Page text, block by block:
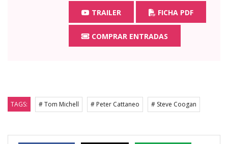
TRAILER FICHA PDF
COMPRAR ENTRADAS
TAGS: # Tom Michell # Peter Cattaneo # Steve Coogan